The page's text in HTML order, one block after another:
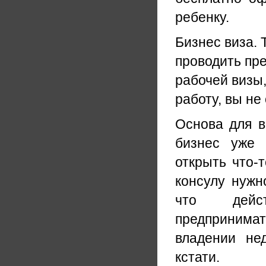
ребенку.
Бизнес виза.
проводить
рабочей
работу, вы не
Основа для
бизнес уже
открыть
консулу
что
владении
кстати.